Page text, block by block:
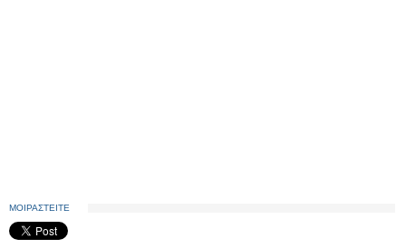
ΜΟΙΡΑΣΤΕΙΤΕ